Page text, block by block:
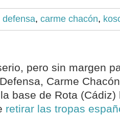
defensa, carme chacón,
pero sin margen
Carme
base de Rota
retirar las tropas